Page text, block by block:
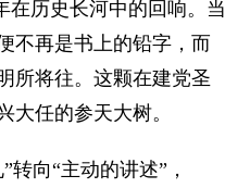
历史长河中的回响。当
不再是书上的铅字，而
所将往。这颗在建党圣
任的参天大树。
向“主动的讲述”，